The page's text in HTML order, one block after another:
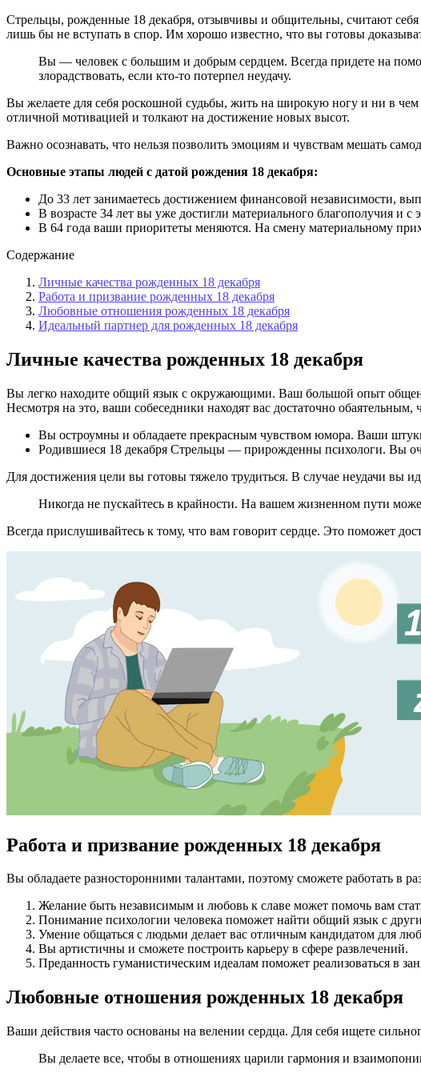
Стрельцы, рожденные 18 декабря, отзывчивы и общительны, считают
лишь бы не вступать в спор. Им хорошо известно, что вы готовы
Вы — человек с большим и добрым сердцем. Всегда придете на
злорадствовать, если кто-то потерпел неудачу.
Вы желаете для себя роскошной судьбы, жить на широкую ногу и ни в чем
отличной мотивацией и толкают на достижение новых высот.
Важно осознавать, что нельзя позволить эмоциям и чувствам мешать
Основные этапы людей с датой рождения 18 декабря:
До 33 лет занимаетесь достижением финансовой независимости,
В возрасте 34 лет вы уже достигли материального благополучия и
В 64 года ваши приоритеты меняются. На смену материальному
Содержание
Личные качества рожденных 18 декабря
Работа и призвание рожденных 18 декабря
Любовные отношения рожденных 18 декабря
Идеальный партнер для рожденных 18 декабря
Личные качества рожденных 18 декабря
Вы легко находите общий язык с окружающими. Ваш большой опыт
Несмотря на это, ваши собеседники находят вас достаточно
Вы остроумны и обладаете прекрасным чувством юмора. Ваши
Родившиеся 18 декабря Стрельцы — прирожденны психологи. Вы
Для достижения цели вы готовы тяжело трудиться. В случае неудачи вы
Никогда не пускайтесь в крайности. На вашем жизненном пути
Всегда прислушивайтесь к тому, что вам говорит сердце. Это поможет
Работа и призвание рожденных 18 декабря
Вы обладаете разносторонними талантами, поэтому сможете работать в
Желание быть независимым и любовь к славе может помочь вам
Понимание психологии человека поможет найти общий язык с
Умение общаться с людьми делает вас отличным кандидатом для
Вы артистичны и сможете построить карьеру в сфере развлечений.
Преданность гуманистическим идеалам поможет реализоваться в
Любовные отношения рожденных 18 декабря
Ваши действия часто основаны на велении сердца. Для себя ищете
Вы делаете все, чтобы в отношениях царили гармония и